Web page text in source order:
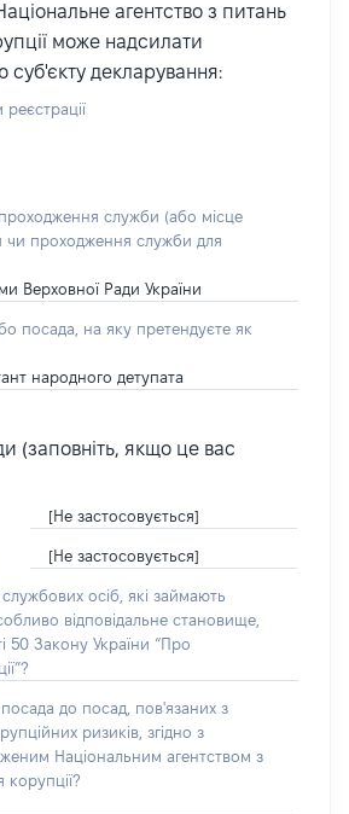
агентство з питань
може надсилати
суб'єкту декларування:
реєстрації
служби (або місце
чи проходження служби для
Верховної Ради України
посада, на яку претендуєте як
народного детупата
(заповніть, якщо це вас
[Не застосовується]
[Не застосовується]
осіб, які займають
відповідальне становище,
50 Закону України “Про
до посад, пов'язаних з
ризиків, згідно з
Національним агентством з
корупції?